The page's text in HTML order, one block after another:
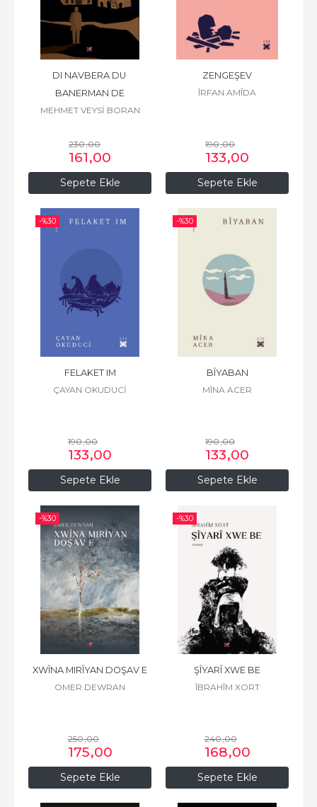
Sepete Ekle
DI NAVBERA DU
BANERMAN DE
MEHMET VEYSİ BORAN
230,00
161,00
Sepete Ekle
ZENGEŞEV
ÎRFAN AMÎDA
190,00
133,00
-%30
Sepete Ekle
FELAKET IM
ÇAYAN OKUDUCİ
190,00
133,00
-%30
Sepete Ekle
BÎYABAN
MÎNA ACER
190,00
133,00
-%30
Sepete Ekle
XWÎNA MIRÎYAN DOŞAV E
OMER DEWRAN
250,00
175,00
-%30
Sepete Ekle
ŞÎYARÎ XWE BE
ÎBRAHÎM XORT
240,00
168,00